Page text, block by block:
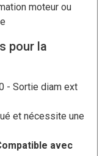
moteur ou
pour la
- Sortie diam ext
et nécessite une
avec